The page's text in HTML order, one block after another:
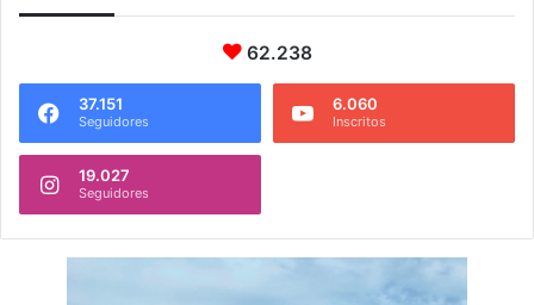
62.238
37.151
Seguidores
6.060
Inscritos
19.027
Seguidores